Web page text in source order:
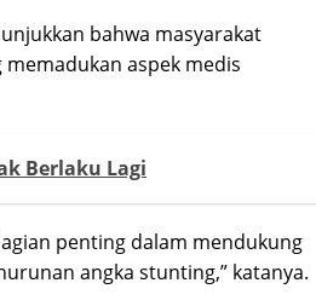
bahwa masyarakat
aspek medis
Berlaku Lagi
penting dalam mendukung
angka stunting,” katanya.